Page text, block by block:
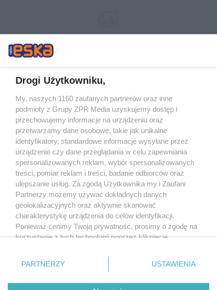
Żaden utwór zamieszczony w serwisie nie może być powielany i
rozpowszechniany lub dalej rozpowszechniany w jakikolwiek sposób (w
tym także elektroniczny lub mechaniczny) na jakimkolwiek polu
eksploatacji w jakiejkolwiek formie, włącznie z umieszczaniem w Internecie
bez pisemnej zgody właściciela praw. Jakiekolwiek użycie lub
wykorzystanie utworów w całości lub w części z naruszeniem prawa, tzn.
bez właściwej zgody, jest zabronione pod groźbą kary i może być ścigane
prawnie.
O nas
Drogi Użytkowniku,
My, naszych 1160 zaufanych partnerów oraz inne
podmioty z Grupy ZPR Media uzyskujemy dostęp i
przechowujemy informacje na urządzeniu oraz
przetwarzamy dane osobowe, takie jak unikalne
identyfikatory, standardowe informacje wysyłane przez
urządzenie czy dane przeglądania w celu zapewniania
spersonalizowanych reklam, wybór spersonalizowanych
treści, pomiar reklam i treści, badanie odbiorców oraz
ulepszanie usług. Za zgodą Użytkownika my i Zaufani
Partnerzy możemy używać dokładnych danych
geolokalizacyjnych oraz aktywnie skanować
charakterystykę urządzenia do celów identyfikacji.
Ponieważ cenimy Twoją prywatność, prosimy o zgodę na
korzystanie z tych technologii poprzez kliknięcie
zmienić/wycofać klikając przycisk ustawień prywatności
znajdujący się w lewym dolnym rogu strony
rodzaje przetwarzania danych nie wymagają zgody
PARTNERZY USTAWIENIA